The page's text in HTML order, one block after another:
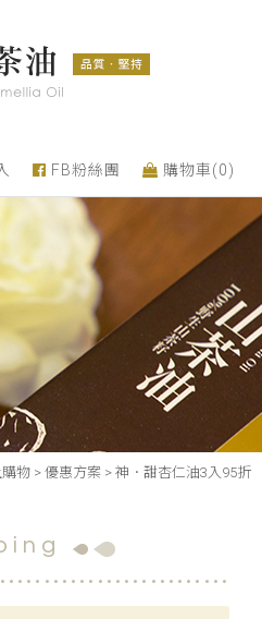
FB粉絲團 購物車(0)
物 > 優惠方案 > 神．甜杏仁油3入95折